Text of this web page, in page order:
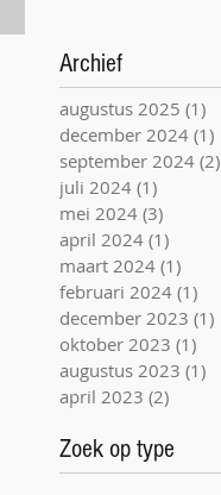
Archief
augustus 2025 (1)
december 2024 (1)
september 2024 (2)
juli 2024 (1)
mei 2024 (3)
april 2024 (1)
maart 2024 (1)
februari 2024 (1)
december 2023 (1)
oktober 2023 (1)
augustus 2023 (1)
april 2023 (2)
Zoek op type